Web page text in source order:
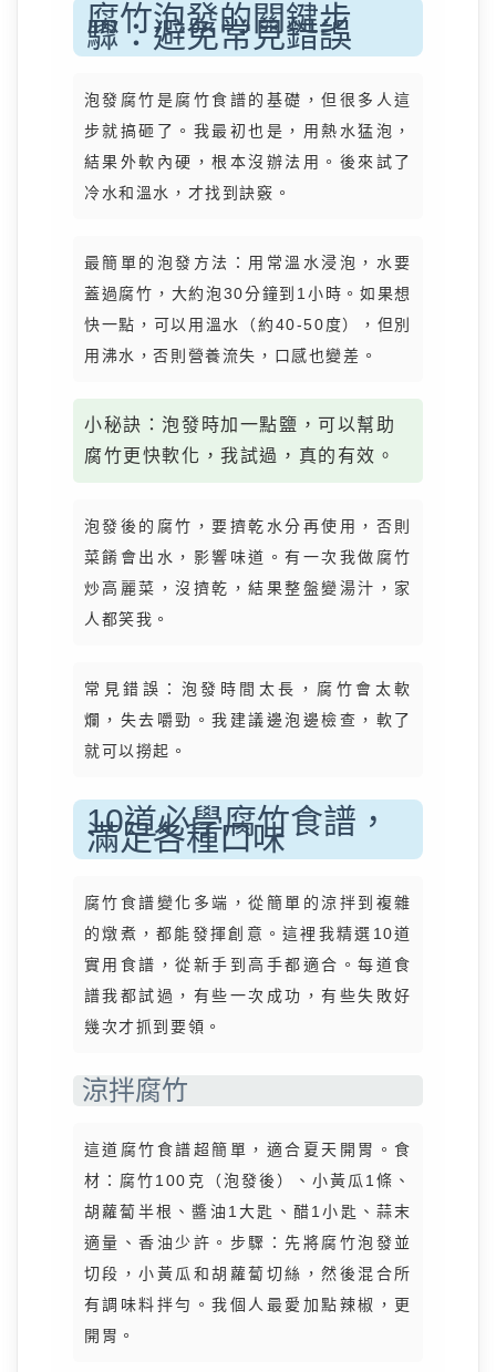
腐竹泡發的關鍵步
驟：避免常見錯誤
泡發腐竹是腐竹食譜的基礎，但很多人這
步就搞砸了。我最初也是，用熱水猛泡，
結果外軟內硬，根本沒辦法用。後來試了
冷水和溫水，才找到訣竅。
最簡單的泡發方法：用常溫水浸泡，水要
蓋過腐竹，大約泡30分鐘到1小時。如果想
快一點，可以用溫水（約40-50度），但別
用沸水，否則營養流失，口感也變差。
小秘訣：泡發時加一點鹽，可以幫助
腐竹更快軟化，我試過，真的有效。
泡發後的腐竹，要擠乾水分再使用，否則
菜餚會出水，影響味道。有一次我做腐竹
炒高麗菜，沒擠乾，結果整盤變湯汁，家
人都笑我。
常見錯誤：泡發時間太長，腐竹會太軟
爛，失去嚼勁。我建議邊泡邊檢查，軟了
就可以撈起。
10道必學腐竹食譜，
滿足各種口味
腐竹食譜變化多端，從簡單的涼拌到複雜
的燉煮，都能發揮創意。這裡我精選10道
實用食譜，從新手到高手都適合。每道食
譜我都試過，有些一次成功，有些失敗好
幾次才抓到要領。
涼拌腐竹
這道腐竹食譜超簡單，適合夏天開胃。食
材：腐竹100克（泡發後）、小黃瓜1條、
胡蘿蔔半根、醬油1大匙、醋1小匙、蒜末
適量、香油少許。步驟：先將腐竹泡發並
切段，小黃瓜和胡蘿蔔切絲，然後混合所
有調味料拌勻。我個人最愛加點辣椒，更
開胃。